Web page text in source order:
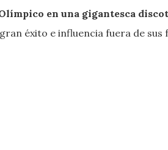
en una gigantesca
éxito e influencia fuera de sus